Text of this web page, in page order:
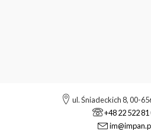
ul. Śniadeckich 8, 00-
+48 22 522 81